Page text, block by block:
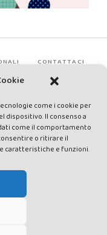
come i cookie per
dispositivo. Il consenso a
come il comportamento
o ritirare il
caratteristiche e funzioni.
CONTATTACI
Tribunale di Siena con
Responsabile: Chiara
- Editore: Valdichiana
–